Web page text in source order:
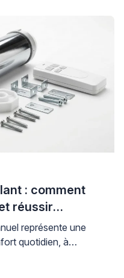
: comment
réussir
représente une
quotidien, à
parfaitement